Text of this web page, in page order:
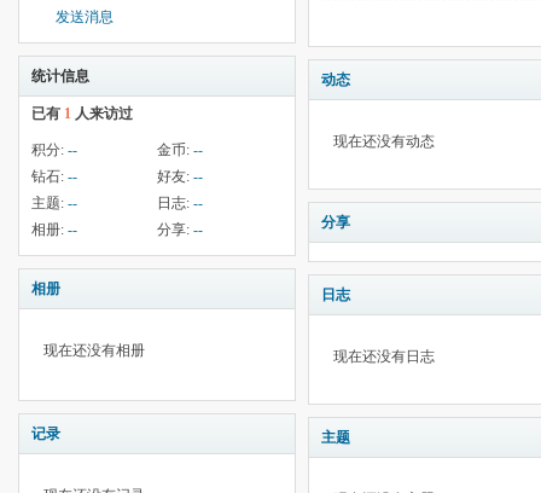
发送消息
统计信息
已有 1 人来访过
积分: -- 金币: --
钻石: -- 好友: --
主题: -- 日志: --
相册: -- 分享: --
相册
现在还没有相册
记录
动态
现在还没有动态
分享
日志
现在还没有日志
主题